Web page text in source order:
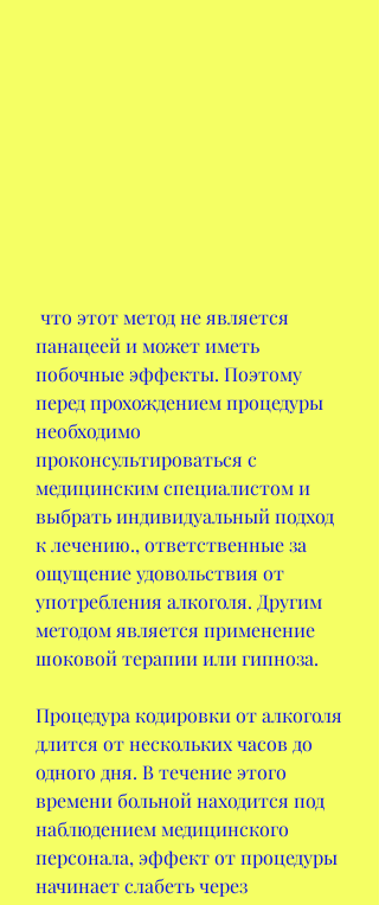
панацеей и может иметь
побочные эффекты. Поэтому
перед прохождением процедуры
необходимо
проконсультироваться с
медицинским специалистом и
выбрать индивидуальный подход
к лечению., ответственные за
ощущение удовольствия от
употребления алкоголя. Другим
методом является применение
шоковой терапии или гипноза.
Процедура кодировки от алкоголя
длится от нескольких часов до
одного дня. В течение этого
времени больной находится под
наблюдением медицинского
персонала, эффект от процедуры
начинает слабеть через